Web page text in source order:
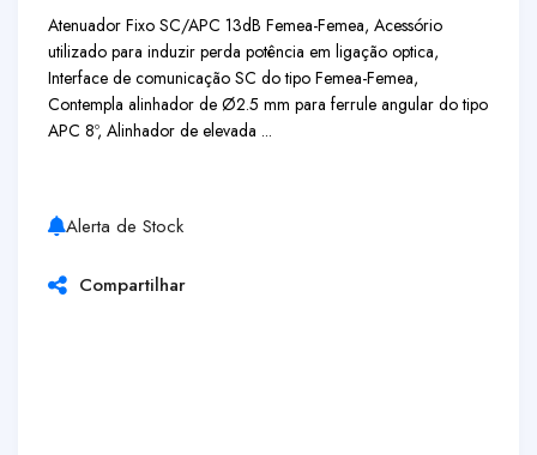
Atenuador Fixo SC/APC 13dB Femea-Femea, Acessório
utilizado para induzir perda potência em ligação optica,
Interface de comunicação SC do tipo Femea-Femea,
Contempla alinhador de Ø2.5 mm para ferrule angular do tipo
APC 8º, Alinhador de elevada ...
Alerta de Stock
Compartilhar